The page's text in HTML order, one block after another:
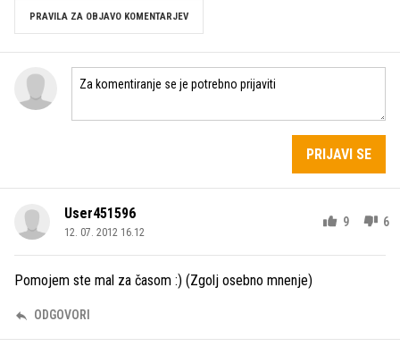
PRAVILA ZA OBJAVO KOMENTARJEV
PRIJAVI SE
User451596
12. 07. 2012 16.12
9 6
Pomojem ste mal za časom :) (Zgolj osebno mnenje)
ODGOVORI